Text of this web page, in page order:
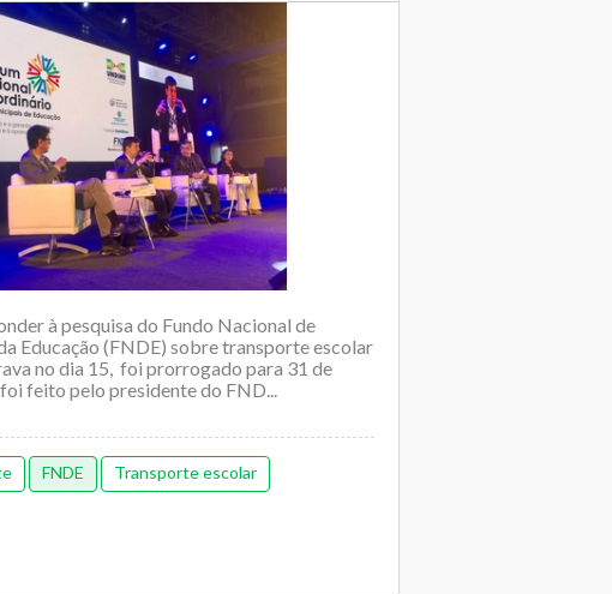
à pesquisa do Fundo Nacional de
Educação (FNDE) sobre transporte escolar
no dia 15, foi prorrogado para 31 de
feito pelo presidente do FND...
FNDE Transporte escolar